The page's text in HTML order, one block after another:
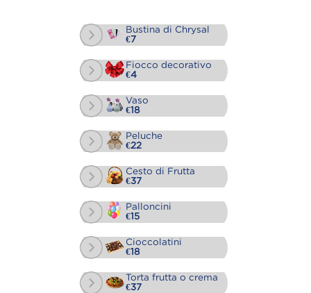
Bustina di Chrysal
€7
Fiocco decorativo
€4
Vaso
€18
Peluche
€22
Cesto di Frutta
€37
Palloncini
€15
Cioccolatini
€18
Torta frutta o crema
€37